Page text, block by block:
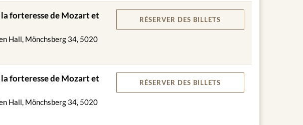
dans les rangées 1-6 Golden Hall / rangées 1-7 Wappensaal)
forteresse de Mozart et
Hall, Mönchsberg 34, 5020
RÉSERVER DES BILLETS
forteresse de Mozart et
Hall, Mönchsberg 34, 5020
RÉSERVER DES BILLETS